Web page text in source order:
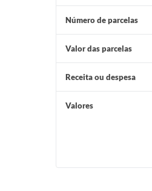
Número de parcelas
Valor das parcelas
Receita ou despesa
Valores